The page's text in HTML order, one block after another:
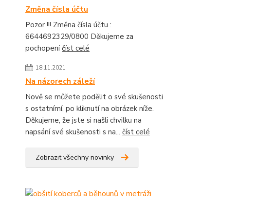
Změna čísla účtu
Pozor !!! Změna čísla účtu :
6644692329/0800 Děkujeme za
pochopeníčíst celé
18.11.2021
Na názorech záleží
Nově se můžete podělit o své skušenosti
s ostatnímí, po kliknutí na obrázek níže.
Děkujeme, že jste si našli chvilku na
napsání své skušenosti s na... číst celé
Zobrazit všechny novinky